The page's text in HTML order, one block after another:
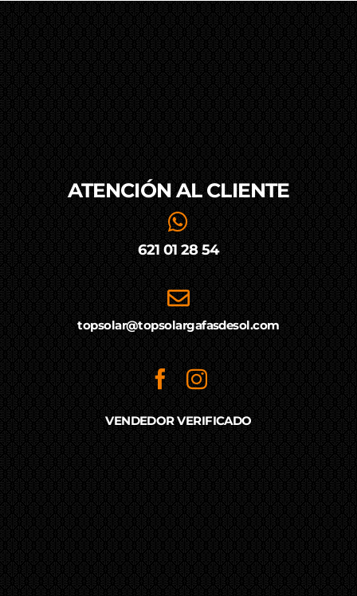
ATENCIÓN AL CLIENTE
621 01 28 54
topsolar@topsolargafasdesol.com
VENDEDOR VERIFICADO